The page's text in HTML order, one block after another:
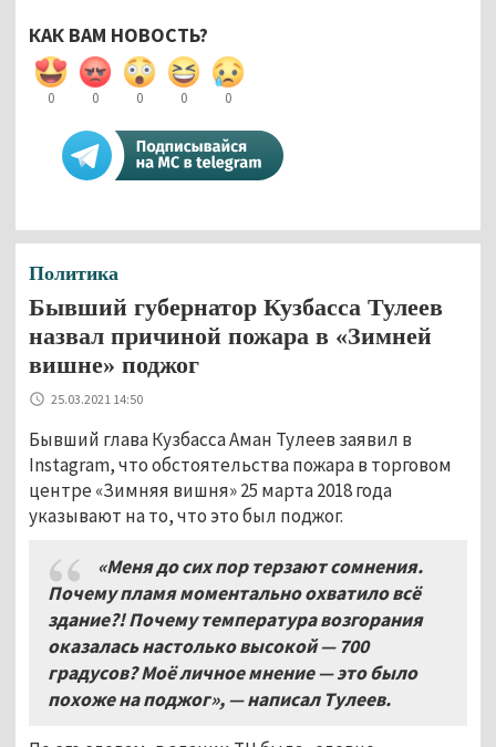
КАК ВАМ НОВОСТЬ?
0 0 0 0 0
Политика
Бывший губернатор Кузбасса Тулеев
назвал причиной пожара в «Зимней
вишне» поджог
25.03.2021 14:50
Бывший глава Кузбасса Аман Тулеев заявил в
Instagram, что обстоятельства пожара в торговом
центре «Зимняя вишня» 25 марта 2018 года
указывают на то, что это был поджог.
«Меня до сих пор терзают сомнения.
Почему пламя моментально охватило всё
здание?! Почему температура возгорания
оказалась настолько высокой — 700
градусов? Моё личное мнение — это было
похоже на поджог», — написал Тулеев.